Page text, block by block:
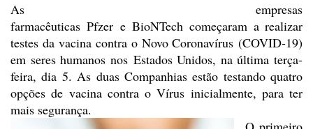
As empresas
farmacêuticasPfzer eBioNTech começaram arealizar
testes davacina contra o Novo Coronavírus (COVID-19)
em seres humanos nos Estados Unidos, na última terça-
feira, dia 5.As duas Companhias estão testando quatro
opções de vacina contra o Vírus inicialmente, para ter
mais segurança.